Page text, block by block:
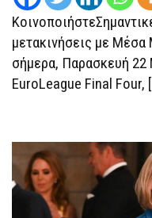
μετακινήσεις με
σήμερα, Παρασκευή 22
EuroLeague Final Four,